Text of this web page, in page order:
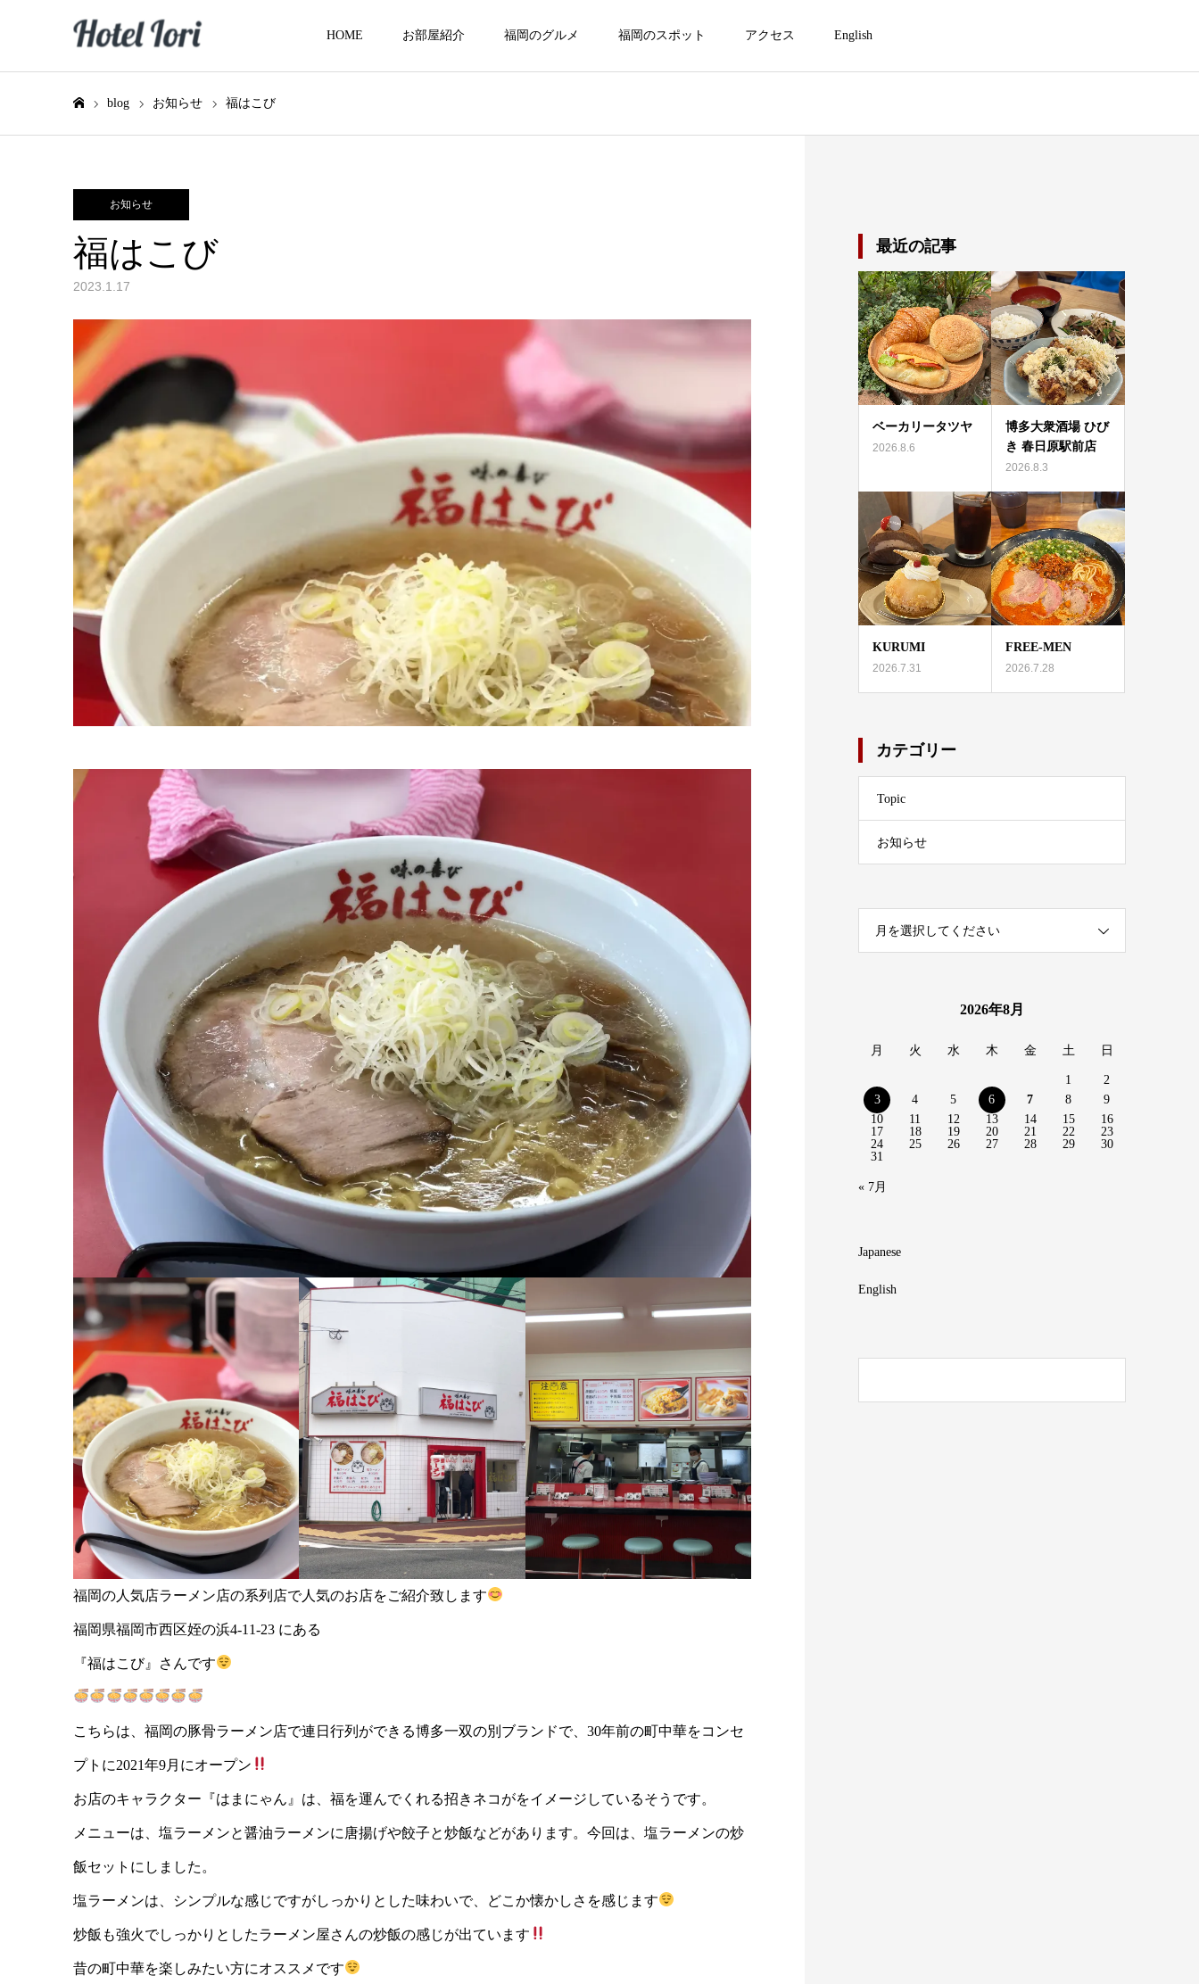
HOME お部屋紹介 福岡のグルメ 福岡のスポット アクセス English
blog お知らせ 福はこび
お知らせ
福はこび
2023.1.17
福岡の人気店ラーメン店の系列店で人気のお店をご紹介致します
福岡県福岡市西区姪の浜4-11-23 にある
『福はこび』さんです
こちらは、福岡の豚骨ラーメン店で連日行列ができる博多一双の別ブランドで、30年前の町中華をコンセ
プトに2021年9月にオープン
お店のキャラクター『はまにゃん』は、福を運んでくれる招きネコがをイメージしているそうです。
メニューは、塩ラーメンと醤油ラーメンに唐揚げや餃子と炒飯などがあります。今回は、塩ラーメンの炒
飯セットにしました。
塩ラーメンは、シンプルな感じですがしっかりとした味わいで、どこか懐かしさを感じます
炒飯も強火でしっかりとしたラーメン屋さんの炒飯の感じが出ています
昔の町中華を楽しみたい方にオススメです
最近の記事
ベーカリータツヤ
2026.8.6
博多大衆酒場 ひび
き 春日原駅前店
2026.8.3
KURUMI
2026.7.31
FREE-MEN
2026.7.28
カテゴリー
Topic
お知らせ
月を選択してください
2026年8月
月 火 水 木 金 土 日
1
2
3
4 5 6 7 8
9
10
11 12 13 14 15
16
17
18 19 20 21 22
23
24
25 26 27 28 29
30
31
« 7月
Japanese
English